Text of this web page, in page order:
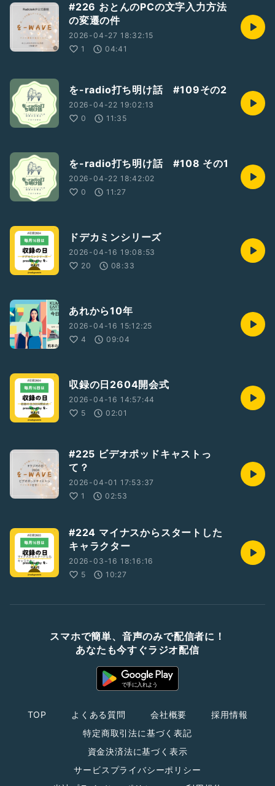
#226 おとんのPCの文字入力方法
の変遷の件
2026-04-27 18:32:15
1
04:41
を-radio打ち明け話 #109その2
2026-04-22 19:02:13
0
11:35
を-radio打ち明け話 #108 その1
2026-04-22 18:42:02
0
11:27
ドデカミンシリーズ
2026-04-16 19:08:53
20
08:33
あれから10年
2026-04-16 15:12:25
4
09:04
収録の日2604開会式
2026-04-16 14:57:44
5
02:01
#225 ビデオポッドキャストっ
て？
2026-04-01 17:53:37
1
02:53
#224 マイナスからスタートした
キャラクター
2026-03-16 18:16:16
5
10:27
スマホで簡単、音声のみで配信者に！
あなたも今すぐラジオ配信
TOP よくある質問 会社概要
採用情報
特定商取引法に基づく表記
資金決済法に基づく表示
サービスプライバシーポリシー